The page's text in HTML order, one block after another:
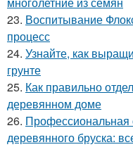
23. Воспитывание
процесс
24. Узнайте, как
грунте
25. Как правильно
деревянном доме
26. Профессиональная
деревянного бруска: